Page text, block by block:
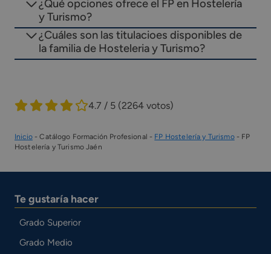
¿Qué opciones ofrece el FP en Hostelería
y Turismo?
¿Cuáles son las titulacioes disponibles de
la familia de Hosteleria y Turismo?
4.7 / 5 (2264 votos)
Inicio-Catálogo Formación Profesional - FP Hostelería y Turismo- FP
Hostelería y Turismo Jaén
Te gustaría hacer
Grado Superior
Grado Medio